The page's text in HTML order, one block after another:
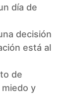
día de
decisión
está al
de
y